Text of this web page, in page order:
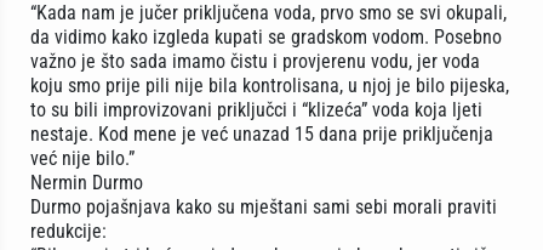
“Kada nam je jučer priključena voda, prvo smo se svi okupali,
da vidimo kako izgleda kupati se gradskom vodom. Posebno
važno je što sada imamo čistu i provjerenu vodu, jer voda
koju smo prije pili nije bila kontrolisana, u njoj je bilo pijeska,
to su bili improvizovani priključci i “klizeća” voda koja ljeti
nestaje. Kod mene je već unazad 15 dana prije priključenja
već nije bilo.”
Nermin Durmo
Durmo pojašnjava kako su mještani sami sebi morali praviti
redukcije: